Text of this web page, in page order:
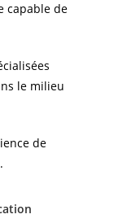
capable de
le milieu
de